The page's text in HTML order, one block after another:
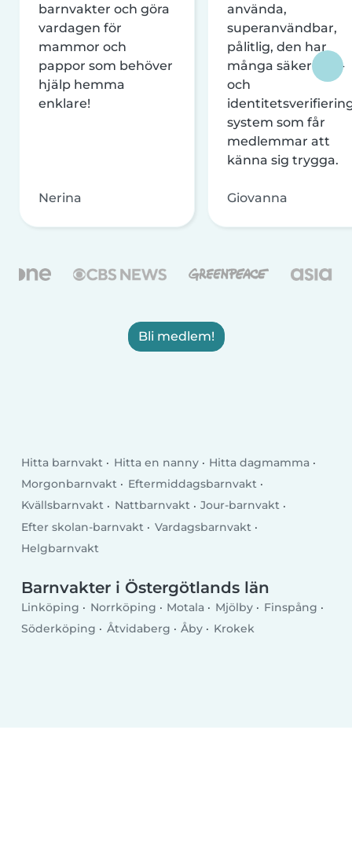
barnvakter och göra
vardagen för
mammor och
pappor som behöver
hjälp hemma
enklare!
Nerina
använda,
superanvändbar,
pålitlig, den har
många säkerhets-
och
system som får
medlemmar att
känna sig trygga.
Giovanna
Bli medlem!
Hitta barnvakt Hitta en nanny
Hitta dagmamma
Morgonbarnvakt
Eftermiddagsbarnvakt
Kvällsbarnvakt
Nattbarnvakt
Jour-barnvakt
Efter skolan-barnvakt
Vardagsbarnvakt
Helgbarnvakt
Barnvakter i Östergötlands län
Linköping Norrköping Motala Mjölby
Finspång
Söderköping
Åtvidaberg Åby Krokek